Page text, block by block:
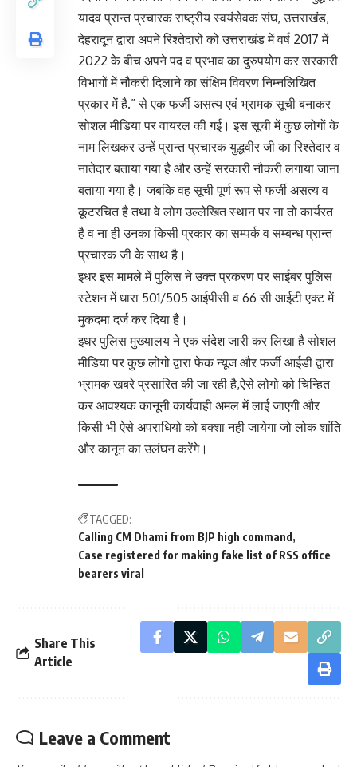
यादव प्रान्त प्रचारक राष्ट्रीय स्वयंसेवक संघ, उत्तराखंड,
देहरादून द्वारा अपने रिश्तेदारों को उत्तराखंड में वर्ष 2017 में
2022 के बीच अपने पद व प्रभाव का दुरुपयोग कर सरकारी
विभागों में नौकरी दिलाने का संक्षिम विवरण निम्नलिखित
प्रकार में है.” से एक फर्जी असत्य एवं भ्रामक सूची बनाकर
सोशल मीडिया पर वायरल की गई। इस सूची में कुछ लोगों के
नाम लिखकर उन्हें प्रान्त प्रचारक युद्धवीर जी का रिश्तेदार व
नातेदार बताया गया है और उन्हें सरकारी नौकरी लगाया जाना
बताया गया है। जबकि वह सूची पूर्ण रूप से फर्जी असत्य व
कूटरचित है तथा वे लोग उल्लेखित स्थान पर ना तो कार्यरत
है व ना ही उनका किसी प्रकार का सम्पर्क व सम्बन्ध प्रान्त
प्रचारक जी के साथ है।
इधर इस मामले में पुलिस ने उक्त प्रकरण पर साईबर पुलिस
स्टेशन में धारा 501/505 आईपीसी व 66 सी आईटी एक्ट में
मुकदमा दर्ज कर दिया है।
इधर पुलिस मुख्यालय ने एक संदेश जारी कर लिखा है सोशल
मीडिया पर कुछ लोगो द्वारा फेक न्यूज और फर्जी आईडी द्वारा
भ्रामक खबरे प्रसारित की जा रही है,ऐसे लोगो को चिन्हित
कर आवश्यक कानूनी कार्यवाही अमल में लाई जाएगी और
किसी भी ऐसे अपराधियो को बक्शा नही जायेगा जो लोक शांति
और कानून का उलंघन करेंगे।
TAGGED:
Calling CM Dhami from BJP high command
Case registered for making fake list of RSS office
bearers viral
Share This
Article
Leave a Comment